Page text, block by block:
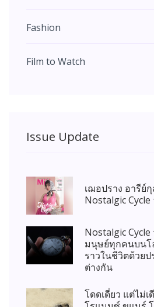
Fashion
Film to Watch
Issue Update
เฌอปราง อารีย์
Nostalgic
Nostalgic
มนุษย์ทุกคนบนโ
ราวในชีวิตด้วย
ต่างกัน
โดดเดี่ยว แต่ไม่